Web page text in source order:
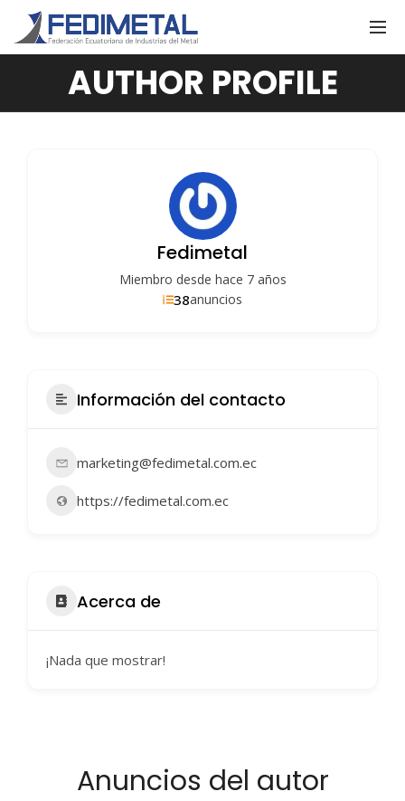
AUTHOR PROFILE
Fedimetal
Miembro desde hace 7 años
38anuncios
Información del contacto
marketing@fedimetal.com.ec
https://fedimetal.com.ec
Acerca de
¡Nada que mostrar!
Anuncios del autor